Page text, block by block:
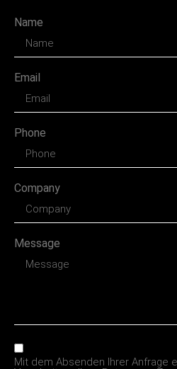
Name
Email
Phone
Company
Message
Mit dem Absenden Ihrer Anfrage